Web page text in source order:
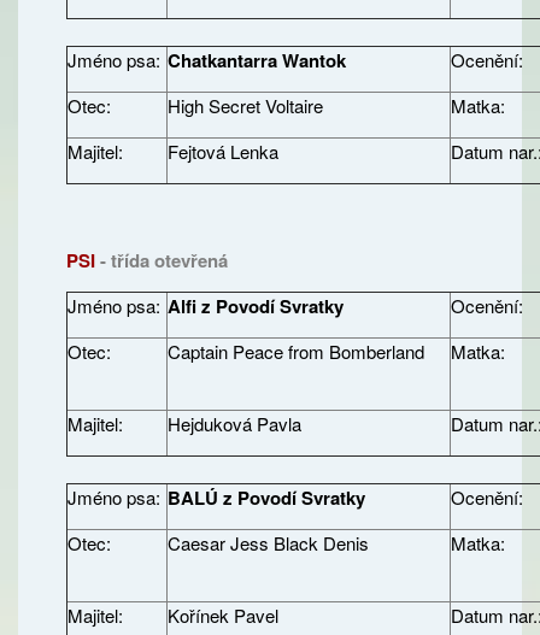
Jméno psa: Chatkantarra Wantok
Ocenění:
Otec:
High Secret Voltaire
Matka:
Majitel:
Fejtová Lenka Datum
PSI- třída otevřená
Jméno psa: Alfi z Povodí Svratky
Ocenění:
Otec:
Captain Peace from Bomberland Matka:
Majitel: Hejduková Pavla Datum
Jméno psa: BALÚ z Povodí Svratky
Ocenění:
Otec:
Caesar Jess Black Denis Matka:
Majitel: Kořínek Pavel Datum